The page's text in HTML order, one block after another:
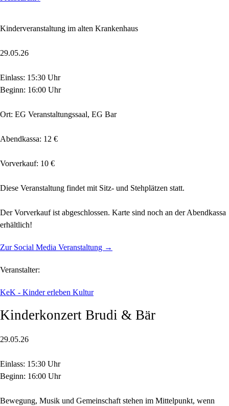
Kinderveranstaltung im alten Krankenhaus
29.05.26
Einlass: 15:30 Uhr
Beginn: 16:00 Uhr
Ort: EG Veranstaltungssaal, EG Bar
Abendkassa: 12 €
Vorverkauf: 10 €
Diese Veranstaltung findet mit Sitz- und Stehplätzen statt.
Der Vorverkauf ist abgeschlossen. Karte sind noch an der Abendkassa
erhältlich!
Zur Social Media Veranstaltung →
Veranstalter:
KeK - Kinder erleben Kultur
Kinderkonzert Brudi & Bär
29.05.26
Einlass: 15:30 Uhr
Beginn: 16:00 Uhr
Bewegung, Musik und Gemeinschaft stehen im Mittelpunkt, wenn